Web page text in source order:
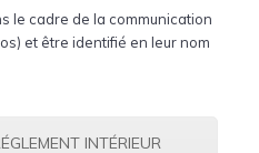
le cadre de la communication
et être identifié en leur nom
INTÉRIEUR